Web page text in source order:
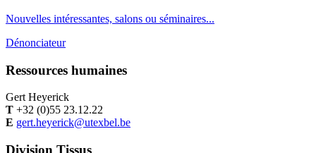
Nouvelles intéressantes, salons ou séminaires...
Dénonciateur
Ressources humaines
Gert Heyerick
T +32 (0)55 23.12.22
E gert.heyerick@utexbel.be
Division Tissus